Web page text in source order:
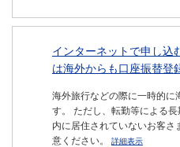
インターネットで申し込
は海外からも口座振替登
海外旅行などの際に一時的に
す。 ただし、転勤等による
内に居住されていないお客さ
意ください。
詳細表示